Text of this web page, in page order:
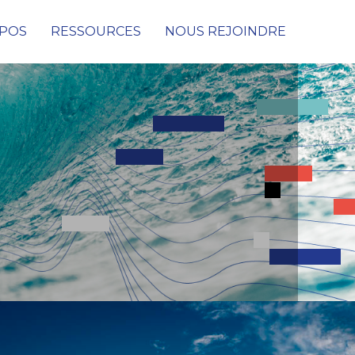
Cybersécurité
Conseil & Audit de cybersécurité
Protection des données, des infrastructures et
des réseaux
Détection & Remédiation face aux
Cyberattaques
SOC (Security Operations Center)
PRA & PCA
Digital Consulting
Netconnect Solutions
RESSOURCES NOUS REJOINDRE